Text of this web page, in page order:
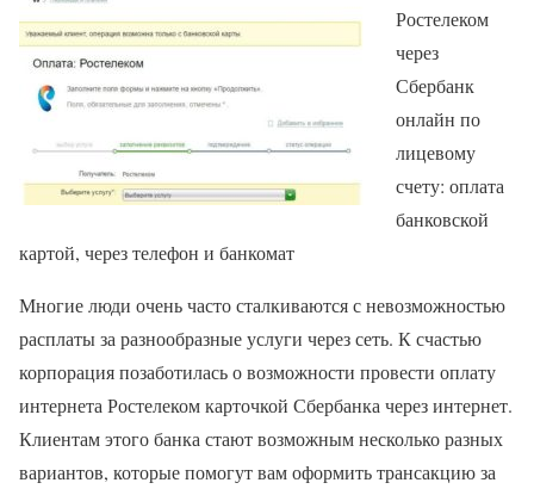
Ростелеком
через
Сбербанк
онлайн по
лицевому
счету: оплата
банковской
картой, через телефон и банкомат
Многие люди очень часто сталкиваются с невозможностью
расплаты за разнообразные услуги через сеть. К счастью
корпорация позаботилась о возможности провести оплату
интернета Ростелеком карточкой Сбербанка через интернет.
Клиентам этого банка стают возможным несколько разных
вариантов, которые помогут вам оформить трансакцию за